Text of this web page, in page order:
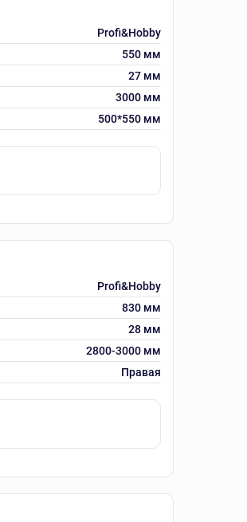
Profi&Hobby
550 мм
27 мм
3000 мм
500*550 мм
Profi&Hobby
830 мм
28 мм
2800-3000 мм
Правая